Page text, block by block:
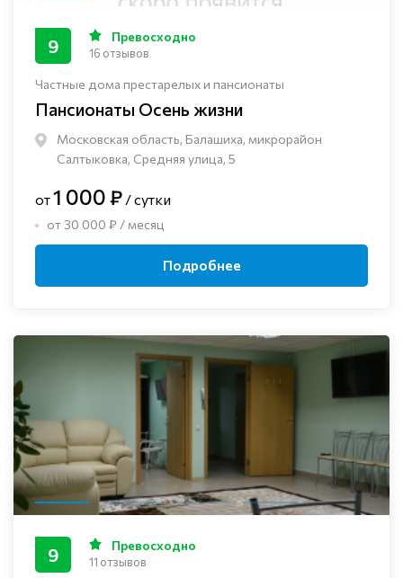
Частные дома престарелых и пансионаты
Пансионаты Осень жизни
Московская область, Балашиха, микрорайон
Салтыковка, Средняя улица, 5
9 Превосходно
16 отзывов
от1 000 ₽ / сутки
от 30 000 ₽ / месяц
Подробнее
9 Превосходно
11 отзывов